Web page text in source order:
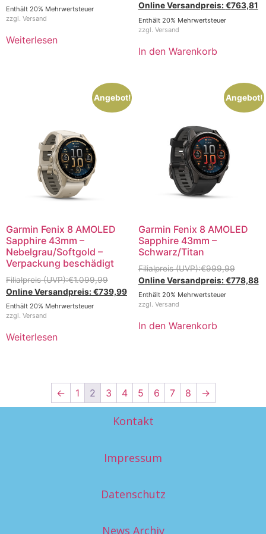
Enthält 20% Mehrwertsteuer
zzgl. Versand
Weiterlesen
€763,81
Enthält 20% Mehrwertsteuer
zzgl. Versand
In den Warenkorb
Angebot!
Garmin Fenix 8 AMOLED
Sapphire 43mm –
Nebelgrau/Softgold –
Verpackung beschädigt
€1.099,99
€739,99
Enthält 20% Mehrwertsteuer
zzgl. Versand
Weiterlesen
Angebot!
Garmin Fenix 8 AMOLED
Sapphire 43mm –
Schwarz/Titan
€999,99
€778,88
Enthält 20% Mehrwertsteuer
zzgl. Versand
In den Warenkorb
← 1 2 3 4 5 6 7 8 →
Kontakt
Impressum
Datenschutz
News Archiv